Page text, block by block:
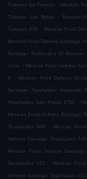
Tultepec los Fresnos . Mexican
Tultepec Las Brisas . Mexican
Tultepec 006 . Mexican Food
Mexican Food Delivery Santiago
Santiago Teyahualco El Bosque
Junio . Mexican Food Delivery
II . Mexican Food Delivery
Santiago Teyahualco Hacienda
Teyahualco San Pablo CTM .
Mexican Food Delivery Santiago
Teyahualco 008 . Mexican
Delivery Santiago Teyahualco 010
Mexican Food Delivery Santiago
Teyahualco 015 . Mexican
Delivery Santiago Teyahualco 012